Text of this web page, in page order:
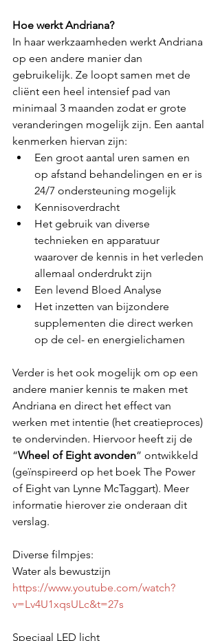
Hoe werkt Andriana?
In haar werkzaamheden werkt Andriana
op een andere manier dan
gebruikelijk. Ze loopt samen met de
cliënt een heel intensief pad van
minimaal 3 maanden zodat er grote
veranderingen mogelijk zijn. Een aantal
kenmerken hiervan zijn:
Een groot aantal uren samen en
op afstand behandelingen en er is
24/7 ondersteuning mogelijk
Kennisoverdracht
Het gebruik van diverse
technieken en apparatuur
waarover de kennis in het verleden
allemaal onderdrukt zijn
Een levend Bloed Analyse
Het inzetten van bijzondere
supplementen die direct werken
op de cel- en energielichamen
Verder is het ook mogelijk om op een
andere manier kennis te maken met
Andriana en direct het effect van
werken met intentie (het creatieproces)
te ondervinden. Hiervoor heeft zij de
“Wheel of Eight avonden” ontwikkeld
(geïnspireerd op het boek The Power
of Eight van Lynne McTaggart). Meer
informatie hierover zie onderaan dit
verslag.
Diverse filmpjes:
Water als bewustzijn
https://www.youtube.com/watch?
v=Lv4U1xqsULc&t=27s
Speciaal LED licht